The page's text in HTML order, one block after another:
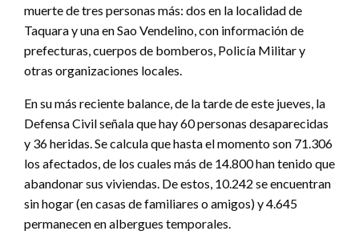
muerte de tres personas más: dos en la localidad de
Taquara y una en Sao Vendelino, con información de
prefecturas, cuerpos de bomberos, Policía Militar y
otras organizaciones locales.
En su más reciente balance, de la tarde de este jueves, la
Defensa Civil señala que hay 60 personas desaparecidas
y 36 heridas. Se calcula que hasta el momento son 71.306
los afectados, de los cuales más de 14.800 han tenido que
abandonar sus viviendas. De estos, 10.242 se encuentran
sin hogar (en casas de familiares o amigos) y 4.645
permanecen en albergues temporales.